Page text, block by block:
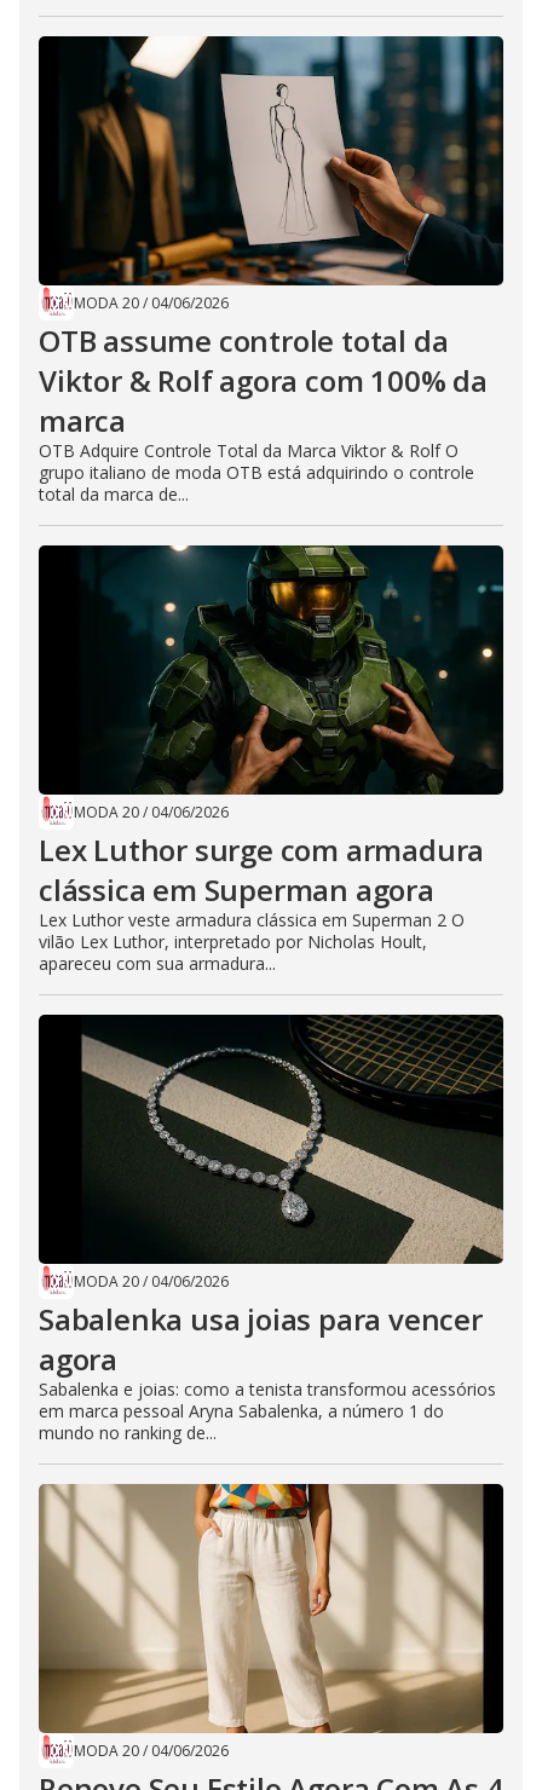
MODA 20/ 04/06/2026
OTB assume controle total da
Viktor & Rolf agora com 100% da
marca
OTB Adquire Controle Total da Marca Viktor & Rolf O
grupo italiano de moda OTB está adquirindo o controle
total da marca de...
MODA 20/ 04/06/2026
Lex Luthor surge com armadura
clássica em Superman agora
Lex Luthor veste armadura clássica em Superman 2 O
vilão Lex Luthor, interpretado por Nicholas Hoult,
apareceu com sua armadura...
MODA 20/ 04/06/2026
Sabalenka usa joias para vencer
agora
Sabalenka e joias: como a tenista transformou acessórios
em marca pessoal Aryna Sabalenka, a número 1 do
mundo no ranking de...
MODA 20/ 04/06/2026